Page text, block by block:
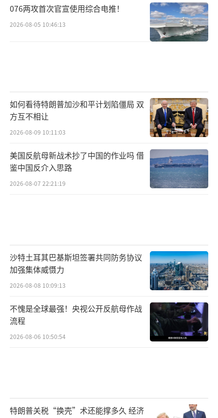
076两攻首次官宣使用综合电推！
2026-08-05 10:46:13
如何看待特朗普加沙和平计划陷僵局 双
方互不相让
2026-08-09 10:11:03
美国反航母新战术抄了中国的作业吗 借
鉴中国反介入思路
2026-08-07 22:21:19
沙特土耳其巴基斯坦签署共同防务协议
加强集体威慑力
2026-08-08 10:09:13
不愧是全球最强！央视公开反航母作战
流程
2026-08-06 10:50:54
特朗普关税“换壳”术还能撑多久 经济